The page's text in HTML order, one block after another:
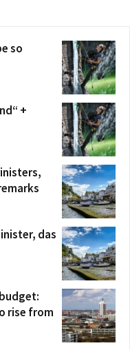
so
+
das
rise from